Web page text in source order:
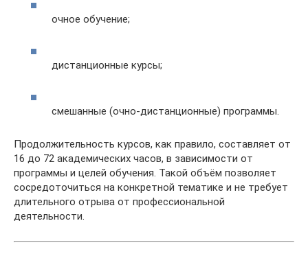
очное обучение;
дистанционные курсы;
смешанные (очно-дистанционные) программы.
Продолжительность курсов, как правило, составляет от
16 до 72 академических часов, в зависимости от
программы и целей обучения. Такой объём позволяет
сосредоточиться на конкретной тематике и не требует
длительного отрыва от профессиональной
деятельности.